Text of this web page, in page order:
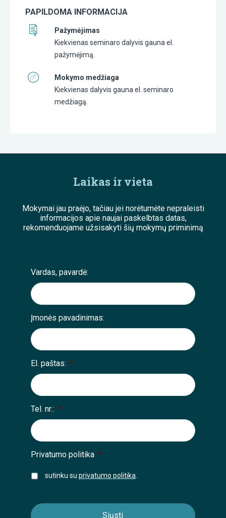
PAPILDOMA INFORMACIJA
Pažymėjimas
Kiekvienas seminaro dalyvis gauna el.
pažymėjimą.
Mokymo medžiaga
Kiekvienas dalyvis gauna el. seminaro
medžiagą.
Laikas ir vieta
Mokymai jau praėjo, tačiau jei norėtumėte nepraleisti
informacijos apie naujai paskelbtas datas,
rekomenduojame užsisakyti šių mokymų priminimą
;
Vardas, pavardė:
Įmonės pavadinimas:
El. paštas: *
Tel. nr.: *
Privatumo politika *
sutinku su privatumo politika